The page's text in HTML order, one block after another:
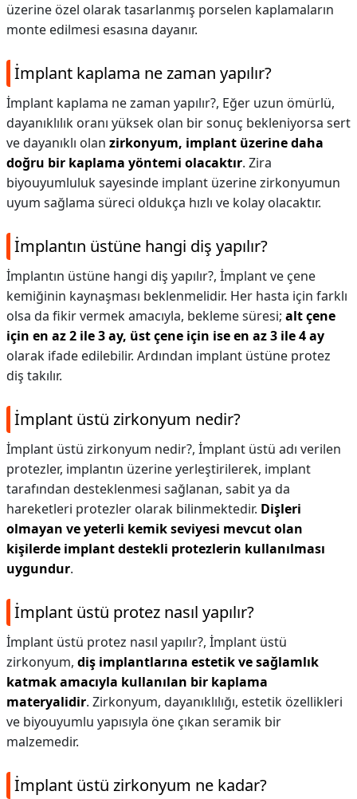
üzerine özel olarak tasarlanmış porselen kaplamaların
monte edilmesi esasına dayanır.
İmplant kaplama ne zaman yapılır?
İmplant kaplama ne zaman yapılır?, Eğer uzun ömürlü,
dayanıklılık oranı yüksek olan bir sonuç bekleniyorsa sert
ve dayanıklı olan zirkonyum, implant üzerine daha
doğru bir kaplama yöntemi olacaktır. Zira
biyouyumluluk sayesinde implant üzerine zirkonyumun
uyum sağlama süreci oldukça hızlı ve kolay olacaktır.
İmplantın üstüne hangi diş yapılır?
İmplantın üstüne hangi diş yapılır?, İmplant ve çene
kemiğinin kaynaşması beklenmelidir. Her hasta için farklı
olsa da fikir vermek amacıyla, bekleme süresi; alt çene
için en az 2 ile 3 ay, üst çene için ise en az 3 ile 4 ay
olarak ifade edilebilir. Ardından implant üstüne protez
diş takılır.
İmplant üstü zirkonyum nedir?
İmplant üstü zirkonyum nedir?, İmplant üstü adı verilen
protezler, implantın üzerine yerleştirilerek, implant
tarafından desteklenmesi sağlanan, sabit ya da
hareketleri protezler olarak bilinmektedir. Dişleri
olmayan ve yeterli kemik seviyesi mevcut olan
kişilerde implant destekli protezlerin kullanılması
uygundur.
İmplant üstü protez nasıl yapılır?
İmplant üstü protez nasıl yapılır?, İmplant üstü
zirkonyum, diş implantlarına estetik ve sağlamlık
katmak amacıyla kullanılan bir kaplama
materyalidir. Zirkonyum, dayanıklılığı, estetik özellikleri
ve biyouyumlu yapısıyla öne çıkan seramik bir
malzemedir.
İmplant üstü zirkonyum ne kadar?